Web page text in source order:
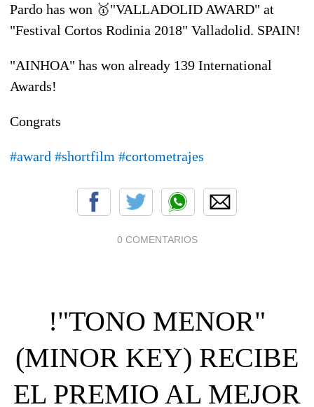
Pardo has won 🥇"VALLADOLID AWARD" at
"Festival Cortos Rodinia 2018" Valladolid. SPAIN!
"AINHOA" has won already 139 International
Awards!
Congrats
#award #shortfilm #cortometrajes
0 COMENTARIOS
!"TONO MENOR"
(MINOR KEY) RECIBE
EL PREMIO AL MEJOR